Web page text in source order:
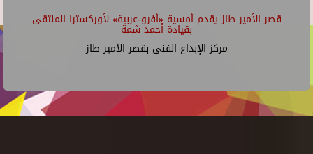
قصر الأمير طاز يقدم أمسية «أفرو-عربية» لأوركسترا الملتقى
بقيادة أحمد شمة
مركز الإبداع الفنى بقصر الأمير طاز